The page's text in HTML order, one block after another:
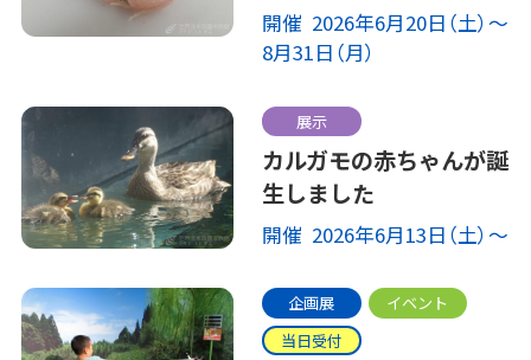
開催 2026年6月20日（土）～
8月31日（月）
展示
カルガモの赤ちゃんが誕
生しました
開催 2026年6月13日（土）～
企画展
イベント
当日受付